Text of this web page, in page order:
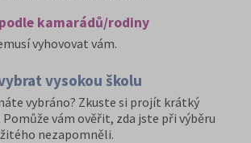
kamarádů/rodiny
vyhovovat vám.
vysokou školu
vybráno? Zkuste si projít krátký
vám ověřit, zda jste při výběru
nezapomněli.